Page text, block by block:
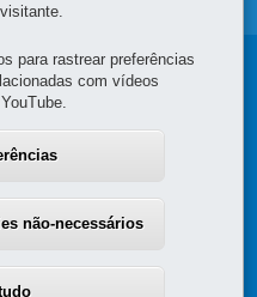
GERAL DE
Andar - Ala C - Centro Cívico
6273
para rastrear preferências
com vídeos
não-necessários